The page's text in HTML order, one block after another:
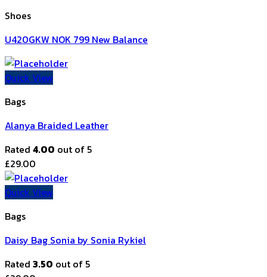
Shoes
U420GKW NOK 799 New Balance
Quick View
Bags
Alanya Braided Leather
Rated 4.00 out of 5
£29.00
Quick View
Bags
Daisy Bag Sonia by Sonia Rykiel
Rated 3.50 out of 5